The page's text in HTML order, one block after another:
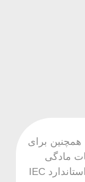
همچنین برای
مشخصات مادگی
دیواری پنج شاخ 16 آمپر می توان به مقاومت حرارتی، مکانیکی و الکتریکی بالا اشاره کرد. همجنین این محصول دارای استاندارد IEC